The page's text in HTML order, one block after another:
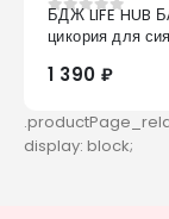
0из 5
БДЖ LIFE HUB
цикория для
1 390 ₽